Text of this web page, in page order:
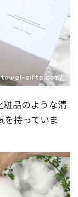
粧品のような清
を持っていま